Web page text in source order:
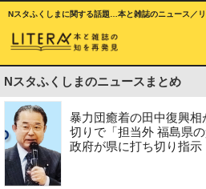
Nスタふくしまに関する話題…本と雑誌のニュース／
Nスタふくしまのニュースまとめ
暴力団癒着の田中復興
切りで「担当外 福島県
政府が県に打ち切り指示